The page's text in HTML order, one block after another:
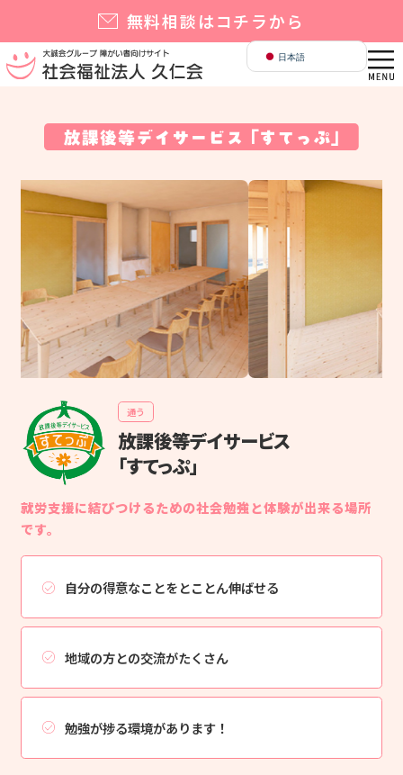
無料相談
通う
放課後等デイサービス
「すてっぷ」
就労支援に結びつけるための社会勉強と体験が出来る場所
です。
自分の得意なことをとことん伸ばせる
地域の方との交流がたくさん
勉強が捗る環境があります！
日本語
English